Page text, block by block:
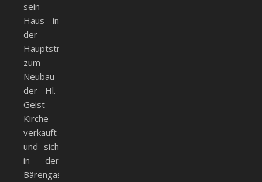
sein
Haus in
der
Hauptstr.
zum
Neubau
der Hl.-
Geist-
Kirche
verkauft
und sich
in der
Bärengasse